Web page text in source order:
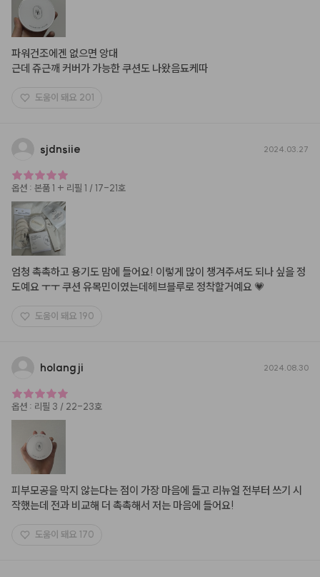
파워건조에겐 없으면 앙대
근데 쥬근깨 커버가 가능한 쿠션도 나왔음됴케따
도움이 돼요 201
sjdnsiie 2024.03.27
옵션 : 본품 1 + 리필 1 / 17-21호
엄청 촉촉하고 용기도 맘에 들어요! 이렇게 많이 챙겨주셔도 되나 싶을 정
도예요 ㅜㅜ 쿠션 유목민이였는데헤브블루로 정착할거예요 💗
도움이 돼요 190
holangji 2024.08.30
옵션 : 리필 3 / 22-23호
피부모공을 막지 않는다는 점이 가장 마음에 들고 리뉴얼 전부터 쓰기 시
작했는데 전과 비교해 더 촉촉해서 저는 마음에 들어요!
도움이 돼요 170